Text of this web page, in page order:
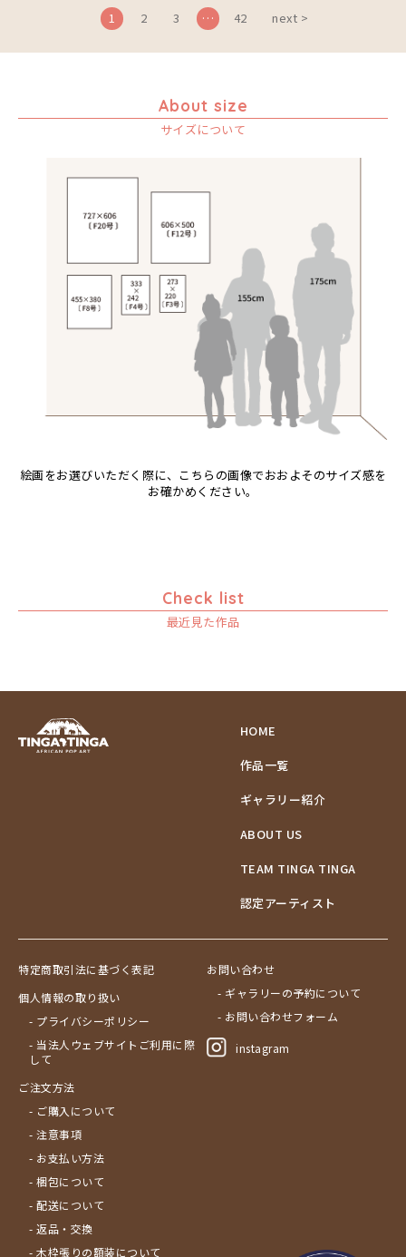
1 2 3 … 42 next >
About size
サイズについて
絵画をお選びいただく際に、こちらの画像でおおよそのサイズ感を
お確かめください。
Check list
最近見た作品
HOME
作品一覧
ギャラリー紹介
ABOUT US
TEAM TINGA TINGA
認定アーティスト
特定商取引法に基づく表記
個人情報の取り扱い
- プライバシーポリシー
- 当法人ウェブサイトご利用に際
して
ご注文方法
- ご購入について
- 注意事項
- お支払い方法
- 梱包について
- 配送について
- 返品・交換
- 木枠張りの額装について
お問い合わせ
- ギャラリーの予約について
- お問い合わせフォーム
instagram